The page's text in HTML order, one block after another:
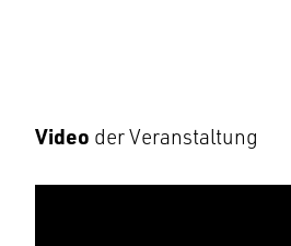
Video der Veranstaltung